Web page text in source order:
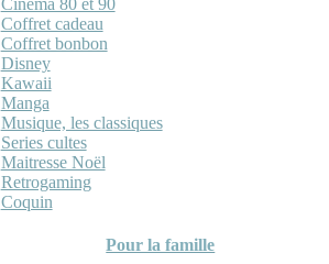
Cinéma 80 et 90
Coffret cadeau
Coffret bonbon
Disney
Kawaii
Manga
Musique, les classiques
Series cultes
Maitresse Noël
Retrogaming
Coquin
Pour la famille